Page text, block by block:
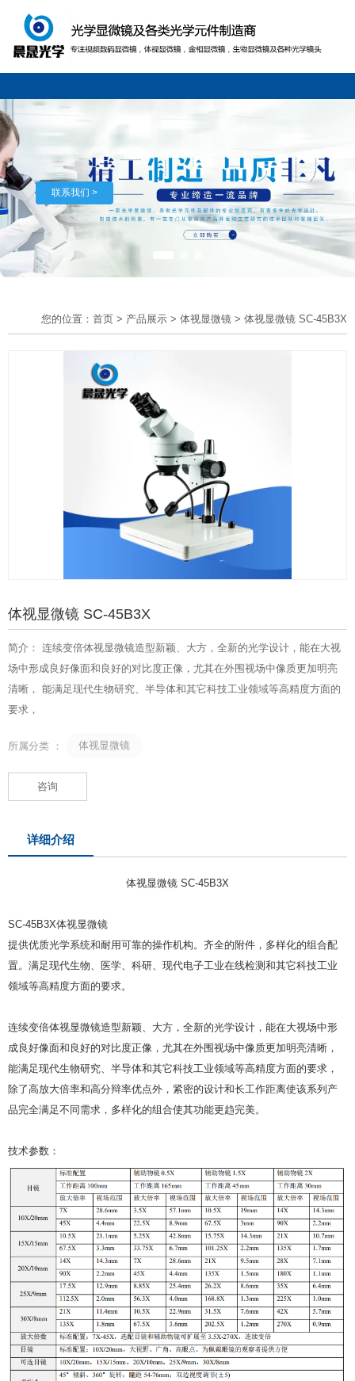
联系我们 >
您的位置：首页 > 产品展示 > 体视显微镜 > 体视显微镜 SC-45B3X
体视显微镜 SC-45B3X
简介： 连续变倍体视显微镜造型新颖、大方，全新的光学设计，能在大视
场中形成良好像面和良好的对比度正像，尤其在外围视场中像质更加明亮
清晰， 能满足现代生物研究、半导体和其它科技工业领域等高精度方面的
要求，
所属分类 ： 体视显微镜
咨询
详细介绍
体视显微镜 SC-45B3X
SC-45B3X体视显微镜
提供优质光学系统和耐用可靠的操作机构。齐全的附件，多样化的组合配
置。满足现代生物、医学、科研、现代电子工业在线检测和其它科技工业
领域等高精度方面的要求。
连续变倍体视显微镜造型新颖、大方，全新的光学设计，能在大视场中形
成良好像面和良好的对比度正像，尤其在外围视场中像质更加明亮清晰，
能满足现代生物研究、半导体和其它科技工业领域等高精度方面的要求，
除了高放大倍率和高分辩率优点外，紧密的设计和长工作距离使该系列产
品完全满足不同需求，多样化的组合使其功能更趋完美。
技术参数：